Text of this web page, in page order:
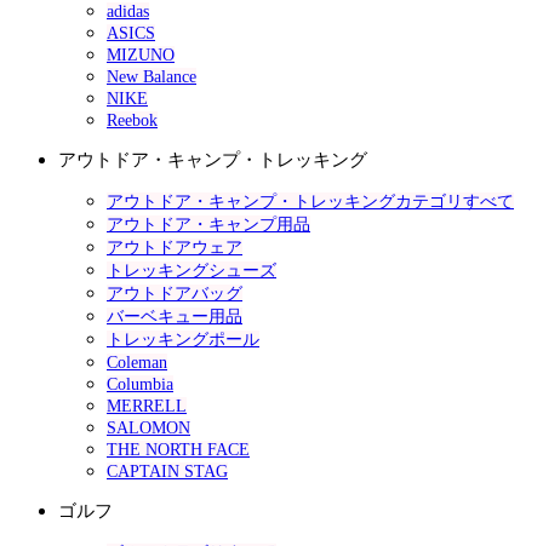
adidas
ASICS
MIZUNO
New Balance
NIKE
Reebok
アウトドア・キャンプ・トレッキング
アウトドア・キャンプ・トレッキングカテゴリすべて
アウトドア・キャンプ用品
アウトドアウェア
トレッキングシューズ
アウトドアバッグ
バーベキュー用品
トレッキングポール
Coleman
Columbia
MERRELL
SALOMON
THE NORTH FACE
CAPTAIN STAG
ゴルフ